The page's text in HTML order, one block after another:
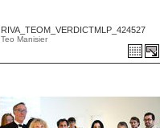
RIVA_TEOM_VERDICTMLP_424527
Teo Manisier